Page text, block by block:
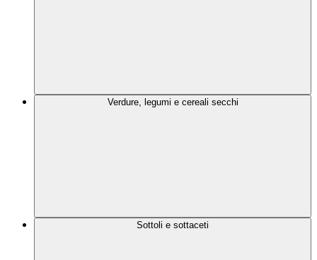
Verdure, legumi e cereali secchi
Sottoli e sottaceti